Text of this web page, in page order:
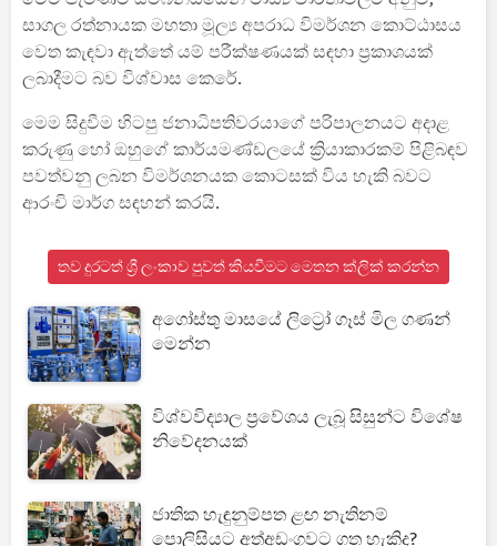
සාගල රත්නායක මහතා මූල්‍ය අපරාධ විමර්ශන කොට්ඨාසය
වෙත කැඳවා ඇත්තේ යම් පරීක්ෂණයක් සඳහා ප්‍රකාශයක්
ලබාදීමට බව විශ්වාස කෙරේ.
මෙම සිදුවීම හිටපු ජනාධිපතිවරයාගේ පරිපාලනයට අදාළ
කරුණු හෝ ඔහුගේ කාර්යමණ්ඩලයේ ක්‍රියාකාරකම් පිළිබඳව
පවත්වනු ලබන විමර්ශනයක කොටසක් විය හැකි බවට
ආරංචි මාර්ග සඳහන් කරයි.
තව දුරටත් ශ්‍රී ලංකාව පුවත් කියවීමට මෙතන ක්ලික් කරන්න
අගෝස්තු මාසයේ ලිට්‍රෝ ගෑස් මිල ගණන්
මෙන්න
විශ්වවිද්‍යාල ප්‍රවේශය ලැබූ සිසුන්ට විශේෂ
නිවේදනයක්
ජාතික හැඳුනුම්පත ළඟ නැතිනම්
පොලිසියට අත්අඩංගුවට ගත හැකිද?